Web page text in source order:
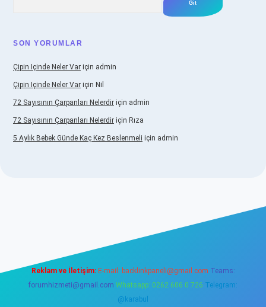
SON YORUMLAR
Çipin Içinde Neler Var için admin
Çipin Içinde Neler Var için Nil
72 Sayısının Çarpanları Nelerdir için admin
72 Sayısının Çarpanları Nelerdir için Rıza
5 Aylık Bebek Günde Kaç Kez Beslenmeli için admin
Reklam ve İletişim: E-mail: backlinkpaneli@gmail.com Teams:
forumhizmeti@gmail.com Whatsapp: 0262 606 0 726 Telegram:
@karabul